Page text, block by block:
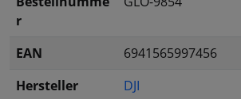
r
EAN
6941565997456
Hersteller
DJI